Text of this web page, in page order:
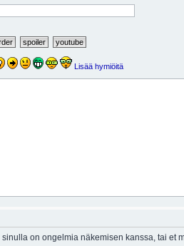
Lisää hymiöitä
on ongelmia näkemisen kanssa, tai et